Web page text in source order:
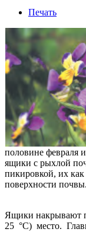
Печать
половине февраля
ящики с рыхлой
пикировкой, их
поверхности почвы.
Ящики накрывают
25 °С) место.